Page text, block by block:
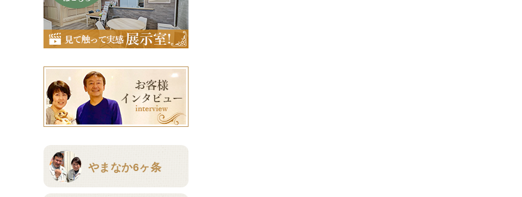
やまなか6ヶ条